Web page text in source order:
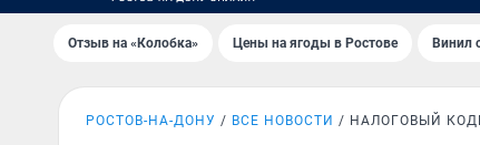
Отзыв на «Колобка» Цены на ягоды в Ростове Винил
РОСТОВ-НА-ДОНУ ВСЕ НОВОСТИ НАЛОГОВЫЙ